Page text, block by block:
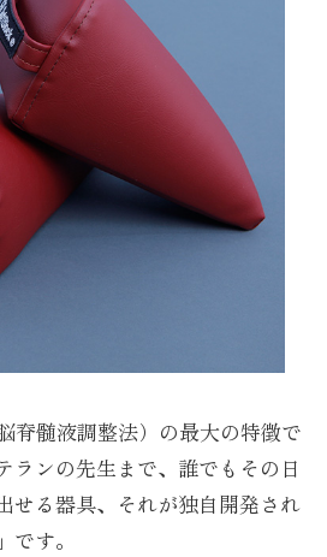
脊髄液調整法）の最大の特徴で
ランの先生まで、誰でもその日
せる器具、それが独自開発され
す。